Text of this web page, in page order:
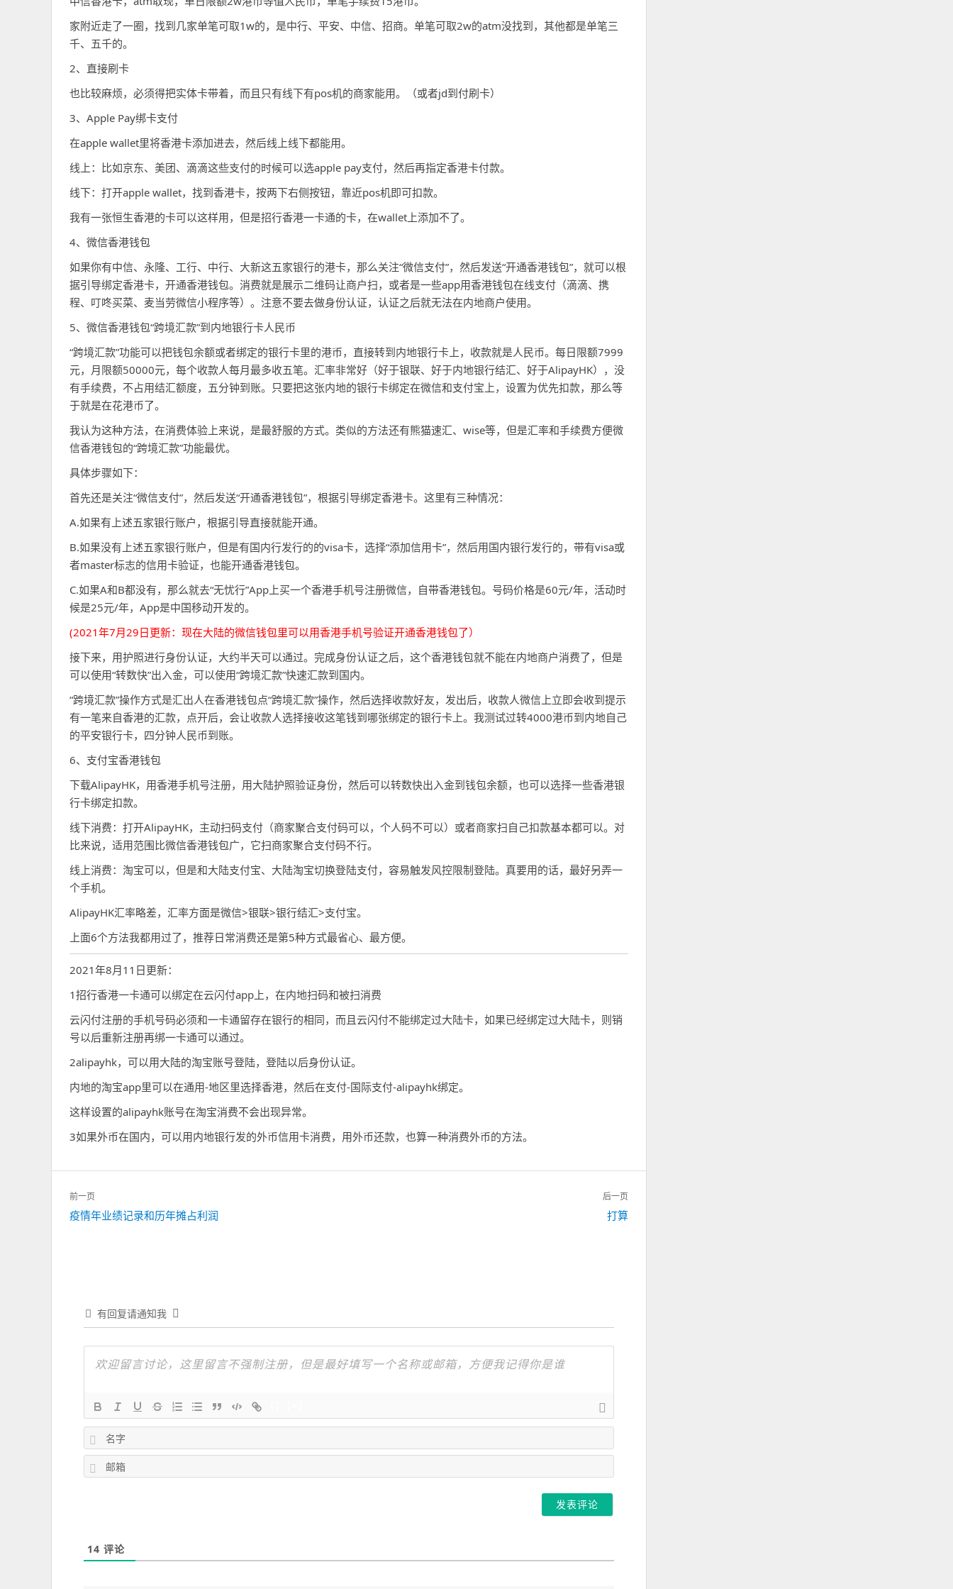
家附近走了一圈，找到几家单笔可取1w的，是中行、平安、中信、招商。单笔可取2w的atm没找到，其他都是单笔三
千、五千的。
2、直接刷卡
也比较麻烦，必须得把实体卡带着，而且只有线下有pos机的商家能用。（或者jd到付刷卡）
3、Apple Pay绑卡支付
在apple wallet里将香港卡添加进去，然后线上线下都能用。
线上：比如京东、美团、滴滴这些支付的时候可以选apple pay支付，然后再指定香港卡付款。
线下：打开apple wallet，找到香港卡，按两下右侧按钮，靠近pos机即可扣款。
我有一张恒生香港的卡可以这样用，但是招行香港一卡通的卡，在wallet上添加不了。
4、微信香港钱包
如果你有中信、永隆、工行、中行、大新这五家银行的港卡，那么关注“微信支付”，然后发送“开通香港钱包”，就可以根
据引导绑定香港卡，开通香港钱包。消费就是展示二维码让商户扫，或者是一些app用香港钱包在线支付（滴滴、携
程、叮咚买菜、麦当劳微信小程序等）。注意不要去做身份认证，认证之后就无法在内地商户使用。
5、微信香港钱包“跨境汇款”到内地银行卡人民币
“跨境汇款”功能可以把钱包余额或者绑定的银行卡里的港币，直接转到内地银行卡上，收款就是人民币。每日限额7999
元，月限额50000元，每个收款人每月最多收五笔。汇率非常好（好于银联、好于内地银行结汇、好于AlipayHK），没
有手续费，不占用结汇额度，五分钟到账。只要把这张内地的银行卡绑定在微信和支付宝上，设置为优先扣款，那么等
于就是在花港币了。
我认为这种方法，在消费体验上来说，是最舒服的方式。类似的方法还有熊猫速汇、wise等，但是汇率和手续费方便微
信香港钱包的“跨境汇款”功能最优。
具体步骤如下：
首先还是关注“微信支付”，然后发送“开通香港钱包”，根据引导绑定香港卡。这里有三种情况：
A.如果有上述五家银行账户，根据引导直接就能开通。
B.如果没有上述五家银行账户，但是有国内行发行的的visa卡，选择“添加信用卡”，然后用国内银行发行的，带有visa或
者master标志的信用卡验证，也能开通香港钱包。
C.如果A和B都没有，那么就去“无忧行”App上买一个香港手机号注册微信，自带香港钱包。号码价格是60元/年，活动时
候是25元/年，App是中国移动开发的。
(2021年7月29日更新：现在大陆的微信钱包里可以用香港手机号验证开通香港钱包了）
接下来，用护照进行身份认证，大约半天可以通过。完成身份认证之后，这个香港钱包就不能在内地商户消费了，但是
可以使用“转数快”出入金，可以使用“跨境汇款”快速汇款到国内。
“跨境汇款”操作方式是汇出人在香港钱包点“跨境汇款”操作，然后选择收款好友，发出后，收款人微信上立即会收到提示
有一笔来自香港的汇款，点开后，会让收款人选择接收这笔钱到哪张绑定的银行卡上。我测试过转4000港币到内地自己
的平安银行卡，四分钟人民币到账。
6、支付宝香港钱包
下载AlipayHK，用香港手机号注册，用大陆护照验证身份，然后可以转数快出入金到钱包余额，也可以选择一些香港银
行卡绑定扣款。
线下消费：打开AlipayHK，主动扫码支付（商家聚合支付码可以，个人码不可以）或者商家扫自己扣款基本都可以。对
比来说，适用范围比微信香港钱包广，它扫商家聚合支付码不行。
线上消费：淘宝可以，但是和大陆支付宝、大陆淘宝切换登陆支付，容易触发风控限制登陆。真要用的话，最好另弄一
个手机。
AlipayHK汇率略差，汇率方面是微信>银联>银行结汇>支付宝。
上面6个方法我都用过了，推荐日常消费还是第5种方式最省心、最方便。
2021年8月11日更新：
1招行香港一卡通可以绑定在云闪付app上，在内地扫码和被扫消费
云闪付注册的手机号码必须和一卡通留存在银行的相同，而且云闪付不能绑定过大陆卡，如果已经绑定过大陆卡，则销
号以后重新注册再绑一卡通可以通过。
2alipayhk，可以用大陆的淘宝账号登陆，登陆以后身份认证。
内地的淘宝app里可以在通用-地区里选择香港，然后在支付-国际支付-alipayhk绑定。
这样设置的alipayhk账号在淘宝消费不会出现异常。
3如果外币在国内，可以用内地银行发的外币信用卡消费，用外币还款，也算一种消费外币的方法。
文
章
导
前一页
上
疫情年业绩记录和历年摊占利润
后一页
打算
有回复请通知我
字
箱
14 评论